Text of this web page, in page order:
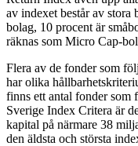
av indexet består av stora
bolag, 10 procent är
räknas som Micro Cap-
Flera av de fonder som
har olika
finns ett antal fonder som
Sverige Index Critera är
kapital på närmare 38
den äldsta och största